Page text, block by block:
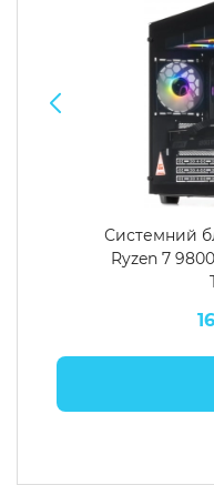
Системний
Ryzen 7